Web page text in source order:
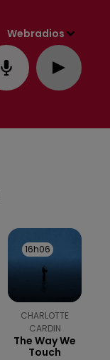
Webradios
16h06
16h06
CHARLOTTE
CARDIN
The Way We
Touch